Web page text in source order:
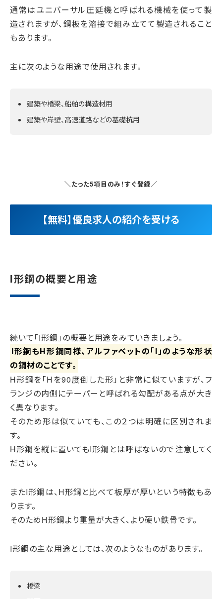
通常はユニバーサル圧延機と呼ばれる機械を使って製
造されますが、鋼板を溶接で組み立てて製造されること
もあります。
主に次のような用途で使用されます。
建築や橋梁、船舶の構造材用
建築や岸壁、高速道路などの基礎杭用
＼たった5項目のみ！すぐ登録／
【無料】優良求人の紹介を受ける
I形鋼の概要と用途
続いて「I形鋼」の概要と用途をみていきましょう。
I形鋼もH形鋼同様、アルファベットの「I」のような形状
の鋼材のことです。
H形鋼を「Hを90度倒した形」と非常に似ていますが、フ
ランジの内側にテーパーと呼ばれる勾配がある点が大き
く異なります。
そのため形は似ていても、この２つは明確に区別されま
す。
H形鋼を縦に置いてもI形鋼とは呼ばないので注意してく
ださい。
またI形鋼は、H形鋼と比べて板厚が厚いという特徴もあ
ります。
そのためH形鋼より重量が大きく、より硬い鉄骨です。
I形鋼の主な用途としては、次のようなものがあります。
橋梁